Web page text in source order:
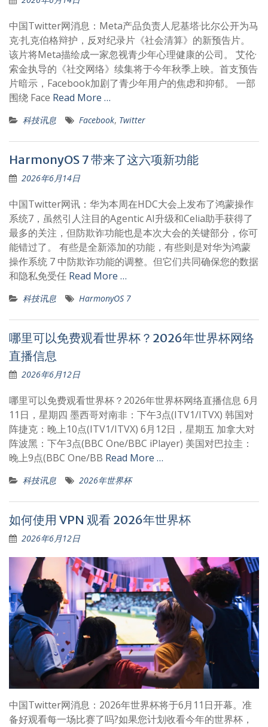
中国Twitter网消息：Meta产品负责人尼基塔·比尔公开为马
克·扎克伯格辩护，反对纪录片《社会清算》的新预告片。
该片将Meta描绘成一家忽视青少年心理健康的公司。 艾伦·
索金执导的《社交网络》续集将于今年秋季上映。首支预告
片暗示，Facebook加剧了青少年用户的焦虑和抑郁。 一部
围绕 Face Read More …
科技讯息 Facebook, Twitter
HarmonyOS 7 带来了这六项新功能
2026年6月14日
中国Twitter网讯：华为本周在HDC大会上发布了鸿蒙操作
系统7，虽然引人注目的Agentic AI升级和Celia助手获得了
最多的关注，但防欺诈功能也是本次大会的关键部分，你可
能错过了。 有些是全新添加的功能，有些则是对华为鸿蒙
操作系统 7 中防欺诈功能的调整。但它们共同确保您的数据
和隐私免受任 Read More …
科技讯息 HarmonyOS 7
哪里可以免费观看世界杯？2026年世界杯网络
直播信息
2026年6月12日
哪里可以免费观看世界杯？2026年世界杯网络直播信息 6月
11日，星期四 墨西哥对南非：下午3点(ITV1/ITVX) 韩国对
阵捷克：晚上10点(ITV1/ITVX) 6月12日，星期五 加拿大对
阵波黑：下午3点(BBC One/BBC iPlayer) 美国对巴拉圭：
晚上9点(BBC One/BB Read More …
科技讯息 2026年世界杯
如何使用 VPN 观看 2026年世界杯
2026年6月12日
中国Twitter网消息：2026年世界杯将于6月11日开幕。准
备好观看每一场比赛了吗?如果您计划收看今年的世界杯，